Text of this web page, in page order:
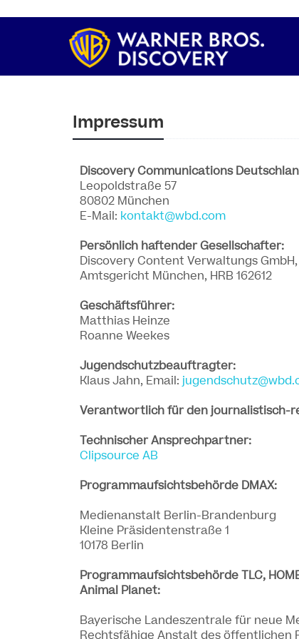
Impressum
Discovery Communications
Leopoldstraße 57
80802 München
E-Mail: kontakt@wbd.com
Persönlich haftender Gesellschafter:
Discovery Content Verwaltungs
Amtsgericht München, HRB 162612
Geschäftsführer:
Matthias Heinze
Roanne Weekes
Jugendschutzbeauftragter:
Klaus Jahn, Email:
Verantwortlich für den journalistisch-
Technischer Ansprechpartner:
Clipsource AB
Programmaufsichtsbehörde DMAX:
Medienanstalt Berlin-Brandenburg
Kleine Präsidentenstraße 1
10178 Berlin
Programmaufsichtsbehörde TLC,
Animal Planet:
Bayerische Landeszentrale für neue
Rechtsfähige Anstalt des öffentlichen